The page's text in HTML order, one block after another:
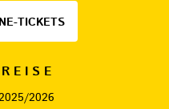
TICKETS